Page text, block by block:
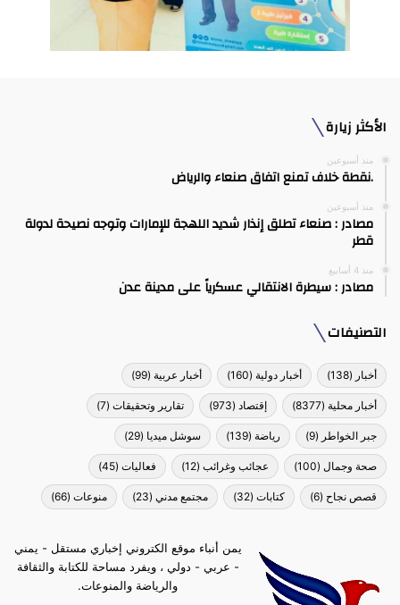
الأكثر زيارة
منذ أسبوعين
.نقطة خلاف تمنع اتفاق صنعاء والرياض
منذ أسبوعين
مصادر : صنعاء تطلق إنذار شديد اللهجة للإمارات وتوجه نصيحة لدولة
قطر
منذ 4 أسابيع
مصادر : سيطرة الانتقالي عسكرياً على مدينة عدن
التصنيفات
أخبار (138) أخبار دولية (160) أخبار عربية (99)
أخبار محلية (8377) إقتصاد (973) تقارير وتحقيقات (7)
جبر الخواطر (9) رياضة (139) سوشل ميديا (29)
صحة وجمال (100) عجائب وغرائب (12) فعاليات (45)
قصص نجاح (6) كتابات (32) مجتمع مدني (23) منوعات (66)
يمن أنباء موقع الكتروني إخباري مستقل - يمني
- عربي - دولي ، ويفرد مساحة للكتابة والثقافة
والرياضة والمنوعات.